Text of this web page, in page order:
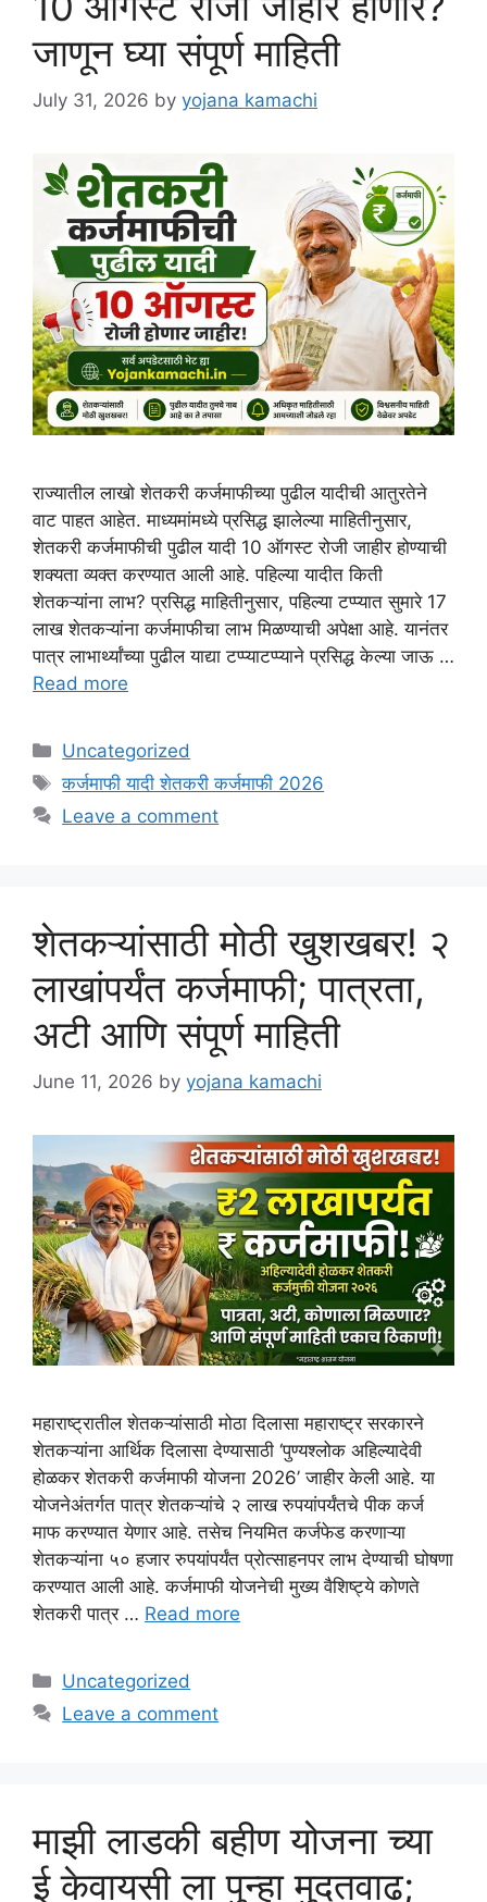
जाणून घ्या संपूर्ण माहिती
July 31, 2026 by yojana kamachi
राज्यातील लाखो शेतकरी कर्जमाफीच्या पुढील यादीची आतुरतेने
वाट पाहत आहेत. माध्यमांमध्ये प्रसिद्ध झालेल्या माहितीनुसार,
शेतकरी कर्जमाफीची पुढील यादी 10 ऑगस्ट रोजी जाहीर होण्याची
शक्यता व्यक्त करण्यात आली आहे. पहिल्या यादीत किती
शेतकऱ्यांना लाभ? प्रसिद्ध माहितीनुसार, पहिल्या टप्प्यात सुमारे 17
लाख शेतकऱ्यांना कर्जमाफीचा लाभ मिळण्याची अपेक्षा आहे. यानंतर
पात्र लाभार्थ्यांच्या पुढील याद्या टप्प्याटप्प्याने प्रसिद्ध केल्या जाऊ …
Read more
Categories
Uncategorized
Tags
कर्जमाफी यादी शेतकरी कर्जमाफी 2026
Leave a comment
शेतकऱ्यांसाठी मोठी खुशखबर! २
लाखांपर्यंत कर्जमाफी; पात्रता,
अटी आणि संपूर्ण माहिती
June 11, 2026 by yojana kamachi
महाराष्ट्रातील शेतकऱ्यांसाठी मोठा दिलासा महाराष्ट्र सरकारने
शेतकऱ्यांना आर्थिक दिलासा देण्यासाठी ‘पुण्यश्लोक अहिल्यादेवी
होळकर शेतकरी कर्जमाफी योजना 2026’ जाहीर केली आहे. या
योजनेअंतर्गत पात्र शेतकऱ्यांचे २ लाख रुपयांपर्यंतचे पीक कर्ज
माफ करण्यात येणार आहे. तसेच नियमित कर्जफेड करणाऱ्या
शेतकऱ्यांना ५० हजार रुपयांपर्यंत प्रोत्साहनपर लाभ देण्याची घोषणा
करण्यात आली आहे. कर्जमाफी योजनेची मुख्य वैशिष्ट्ये कोणते
शेतकरी पात्र … Read more
Categories
Uncategorized
Leave a comment
माझी लाडकी बहीण योजना च्या
ई केवायसी ला पुन्हा मुदतवाढ;